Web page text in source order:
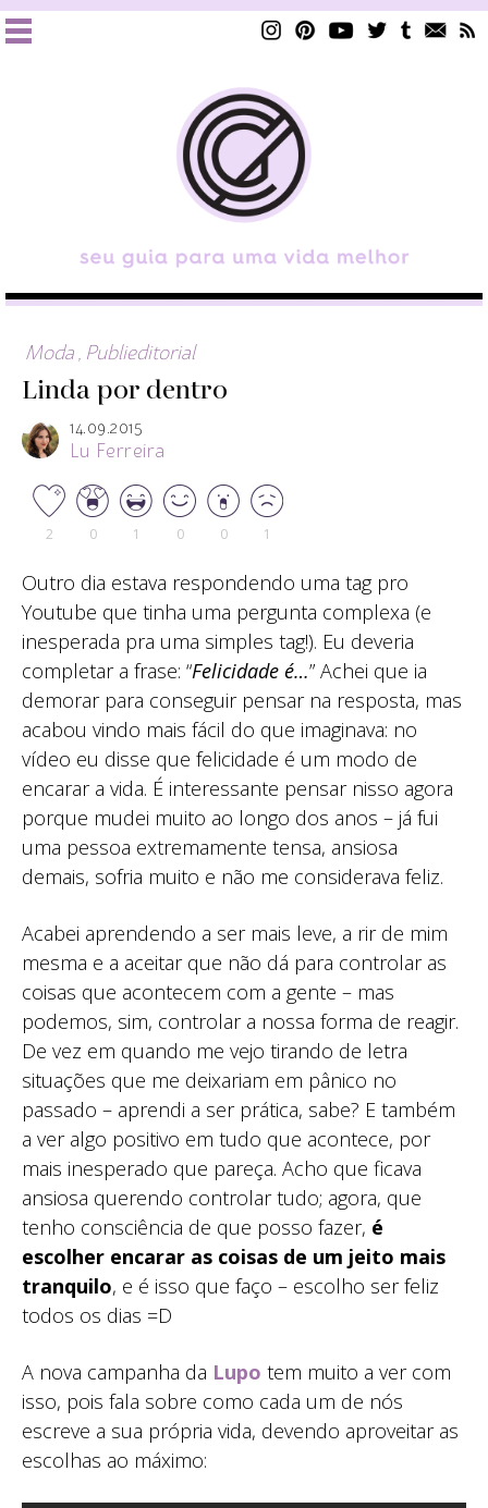
Moda Publieditorial
Linda por dentro
14.09.2015
Lu Ferreira
2 0 1 0 0 1
Outro dia estava respondendo uma tag pro
Youtube que tinha uma pergunta complexa (e
inesperada pra uma simples tag!). Eu deveria
completar a frase: “Felicidade é…” Achei que ia
demorar para conseguir pensar na resposta, mas
acabou vindo mais fácil do que imaginava: no
vídeo eu disse que felicidade é um modo de
encarar a vida. É interessante pensar nisso agora
porque mudei muito ao longo dos anos – já fui
uma pessoa extremamente tensa, ansiosa
demais, sofria muito e não me considerava feliz.
Acabei aprendendo a ser mais leve, a rir de mim
mesma e a aceitar que não dá para controlar as
coisas que acontecem com a gente – mas
podemos, sim, controlar a nossa forma de reagir.
De vez em quando me vejo tirando de letra
situações que me deixariam em pânico no
passado – aprendi a ser prática, sabe? E também
a ver algo positivo em tudo que acontece, por
mais inesperado que pareça. Acho que ficava
ansiosa querendo controlar tudo; agora, que
tenho consciência de que posso fazer, é
escolher encarar as coisas de um jeito mais
tranquilo, e é isso que faço – escolho ser feliz
todos os dias =D
A nova campanha da Lupo tem muito a ver com
isso, pois fala sobre como cada um de nós
escreve a sua própria vida, devendo aproveitar as
escolhas ao máximo: